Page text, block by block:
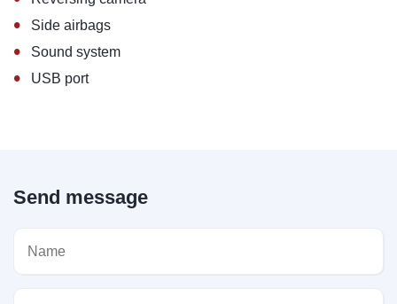
• Side airbags
• Sound system
• USB port
Send message